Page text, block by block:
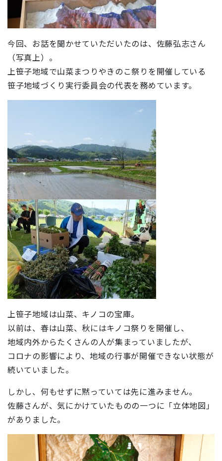
今回、お話を聞かせていただいたのは、佐藤弘志さん
（写真上）。
上笹子地域で山菜まつりやきのこ祭りを開催している
笹子地域づくり実行委員会の代表を務めています。
上笹子地域は山菜、キノコの宝庫。
以前は、春は山菜、秋にはキノコ祭りを開催し、
地域内外からたくさんの人が集まっていましたが、
コロナの影響により、地域の行事が開催できない状態が
続いていました。
しかし、何もせずに黙っていては先に進みません。
佐藤さんが、気にかけていたものの一つに「立体地図」
がありました。